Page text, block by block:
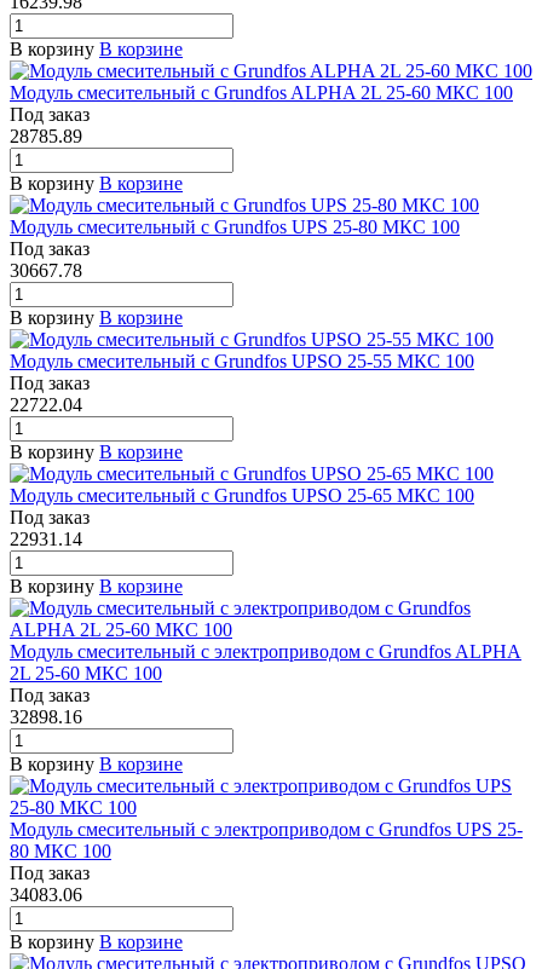
В корзину В корзине
Модуль смесительный с Grundfos ALPHA 2L 25-60 МКС 100
Под заказ
28785.89
В корзину В корзине
Модуль смесительный с Grundfos UPS 25-80 МКС 100
Под заказ
30667.78
В корзину В корзине
Модуль смесительный с Grundfos UPSO 25-55 МКС 100
Под заказ
22722.04
В корзину В корзине
Модуль смесительный с Grundfos UPSO 25-65 МКС 100
Под заказ
22931.14
В корзину В корзине
Модуль смесительный с электроприводом с Grundfos ALPHA
2L 25-60 МКС 100
Под заказ
32898.16
В корзину В корзине
Модуль смесительный с электроприводом с Grundfos UPS 25-
80 МКС 100
Под заказ
34083.06
В корзину В корзине